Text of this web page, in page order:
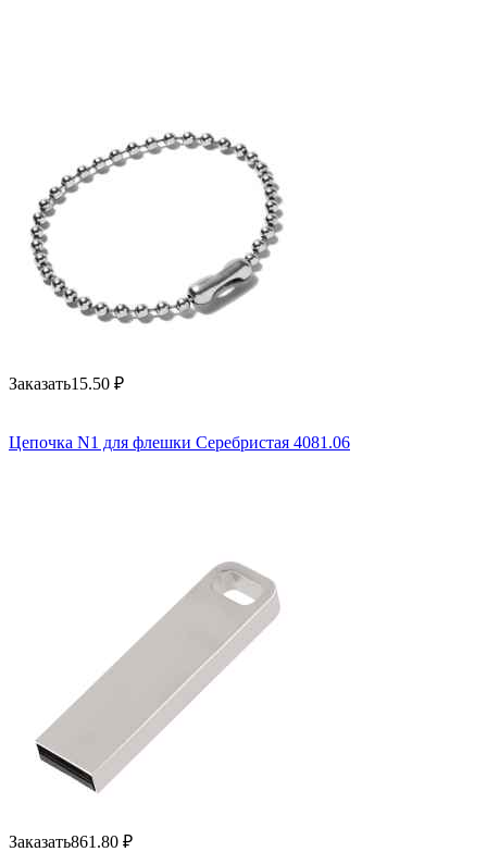
Заказать15.50 ₽
Цепочка N1 для флешки Серебристая 4081.06
Заказать861.80 ₽